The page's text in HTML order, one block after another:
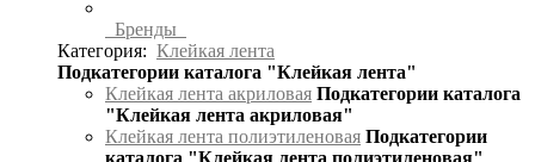
Бренды
Категория: Клейкая лента
Подкатегории каталога "Клейкая лента"
Клейкая лента акриловая Подкатегории каталога
"Клейкая лента акриловая"
Клейкая лента полиэтиленовая Подкатегории
каталога "Клейкая лента полиэтиленовая"